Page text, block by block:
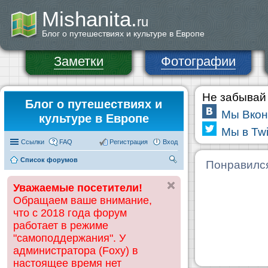
Mishanita.ru
Блог о путешествиях и культуре в Европе
Заметки Фотографии
Блог о путешествиях и
культуре в Европе
Ссылки FAQ Вход
Регистрация
Список форумов
ск
Уважаемые посетители!
Обращаем ваше внимание,
что с 2018 года форум
работает в режиме
"самоподдержания". У
администратора (Foxy) в
настоящее время нет
Не забывай
Мы
Мы в